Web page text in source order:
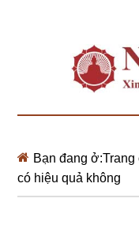
Bạn đang ở:Trang
có hiệu quả không